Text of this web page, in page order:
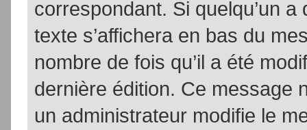
correspondant. Si quelqu’un
texte s’affichera en bas du
nombre de fois qu’il a été
dernière édition. Ce message
un administrateur modifie le